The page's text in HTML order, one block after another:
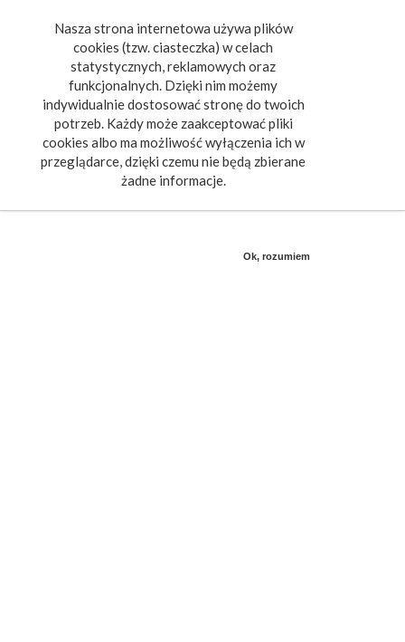
Nasza strona internetowa używa plików
cookies (tzw. ciasteczka) w celach
statystycznych, reklamowych oraz
funkcjonalnych. Dzięki nim możemy
indywidualnie dostosować stronę do twoich
potrzeb. Każdy może zaakceptować pliki
cookies albo ma możliwość wyłączenia ich w
przeglądarce, dzięki czemu nie będą zbierane
żadne informacje.
Ok, rozumiem